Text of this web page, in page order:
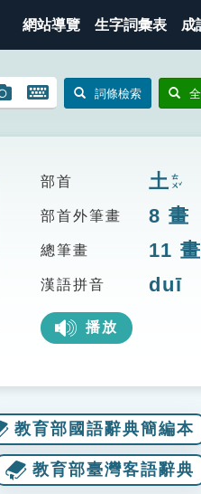
網站導覽 生字詞彙表 成
圖
搜
開
鍵
圖
詞條檢索
部首 土ㄊㄨˇ
部首外筆畫 8 畫
總筆畫 11 畫
漢語拼音 duī
播放
教育部國語辭典簡編本
教育部臺灣客語辭典